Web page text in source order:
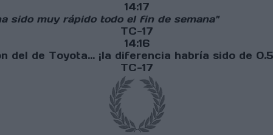
14:17
sido muy rápido todo el fin de semana"
TC-17
14:16
del de Toyota... ¡la diferencia habría sido de
TC-17